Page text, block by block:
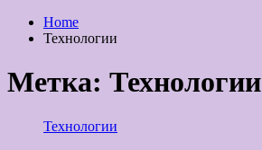
Home
Технологии
Метка: Технологии
Технологии